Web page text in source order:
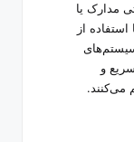
مدارک یا
از
سیستم‌های
و
می‌کنند.